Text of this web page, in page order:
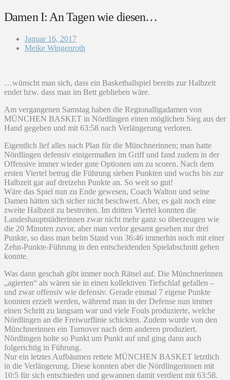
Damen I: An Tagen wie diesen…
Januar 16, 2017
Meike Wingenroth
…wünscht man sich, dass ein Basketballspiel bereits zur Halbzeit
endet bzw. dass man im Bett geblieben wäre.
Am vergangenen Samstag haben die Regionalligadamen von
MÜNCHEN BASKET in Nördlingen einen möglichen Sieg aus der
Hand gegeben und mit 63:58 nach Verlängerung verloren.
Eigentlich lief alles nach Plan für die Münchnerinnen; man hatte
Nördlingen defensiv einigermaßen im Griff und fand zudem in der
Offensive immer wieder gute Optionen um zu scoren. Nach dem
ersten Viertel betrug die Führung sieben Punkten und wuchs bis zur
Halbzeit gar auf dreizehn Punkte an. So weit so gut!
Wäre das Spiel nun zu Ende gewesen, Coach Walton und seine
Damen hätten sich sicher nicht beschwert. Aber, es galt noch eine
zweite Halbzeit zu bestreiten. Im dritten Viertel konnten die
Landeshauptstädterinnen zwar nicht mehr ganz so überzeugen wie
die 20 Minuten zuvor, aber man verlor gesamt gesehen nur drei
Punkte, so dass man beim Stand von 36:46 immerhin noch mit einer
Zehn-Punkte-Führung in den entscheidenden Spielabschnitt gehen
konnte.
Was dann geschah gibt immer noch Rätsel auf. Die Münchnerinnen
„agierten“ als wären sie in einen kollektiven Tiefschlaf gefallen –
und zwar offensiv wie defensiv. Gerade einmal 7 eigene Punkte
konnten erzielt werden, während man in der Defense nun immer
einen Schritt zu langsam war und viele Fouls produzierte, welche
Nördlingen an die Freiwurflinie schickten. Zudem wurde von den
Münchnerinnen ein Turnover nach dem anderen produziert.
Nördlingen holte so Punkt um Punkt auf und ging dann auch
folgerichtig in Führung.
Nur ein letztes Aufbäumen rettete MÜNCHEN BASKET letztlich
in die Verlängerung. Diese konnten aber die Nördlingerinnen mit
10:5 für sich entschieden und gewannen damit verdient mit 63:58.